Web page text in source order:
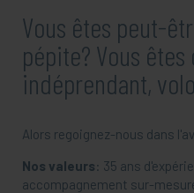
Vous êtes peut-
pépite? Vous
indéprendant,
Alors regoignez-nous dans
Nos valeurs: 35 ans
accompagnement sur-